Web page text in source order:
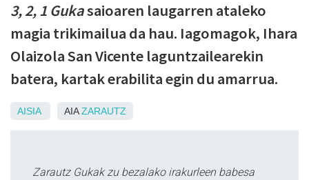
3, 2, 1 Gukasaioaren laugarren ataleko
magia trikimailua da hau. Iagomagok, Ihara
Olaizola San Vicente laguntzailearekin
batera, kartak erabilita egin du amarrua.
AISIA AIAZARAUTZ
Zarautz Gukak zu bezalako irakurleen babesa